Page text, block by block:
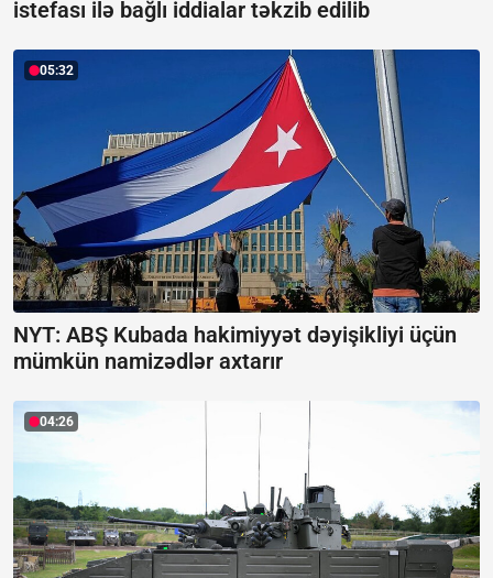
istefası ilə bağlı iddialar təkzib edilib
05:32
NYT: ABŞ Kubada hakimiyyət dəyişikliyi üçün
mümkün namizədlər axtarır
04:26